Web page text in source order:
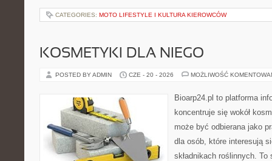
CATEGORIES: MOTO LIFESTYLE I KULTURA KIEROWCÓW
KOSMETYKI DLA NIEGO
POSTED BY ADMIN CZE - 20 - 2026 MOŻLIWOŚĆ
Bioarp24.pl to platforma
koncentruje się wokół
może być odbierana jako
dla osób, które interesują
składnikach roślinnych.